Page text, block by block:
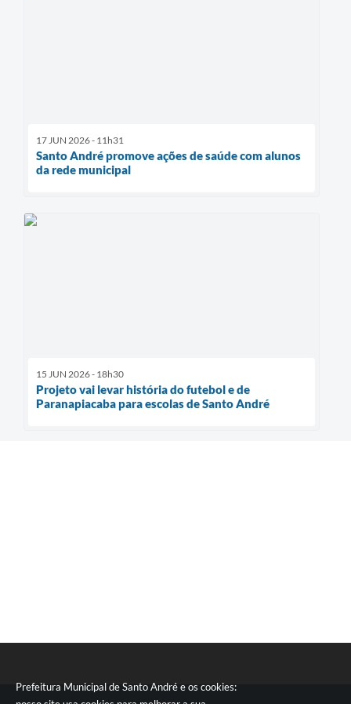
Prefeitura Municipal de Santo André e os cookies:
17 JUN 2026 - 11h31
Santo André promove ações de saúde com alunos
da rede municipal
15 JUN 2026 - 18h30
Projeto vai levar história do futebol e de
Paranapiacaba para escolas de Santo André